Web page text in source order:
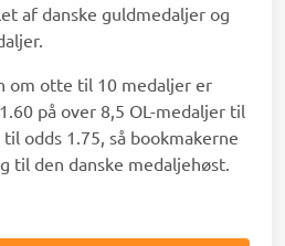
af danske guldmedaljer og
om otte til 10 medaljer er
på over 8,5 OL-medaljer til
odds 1.75, så bookmakerne
til den danske medaljehøst.